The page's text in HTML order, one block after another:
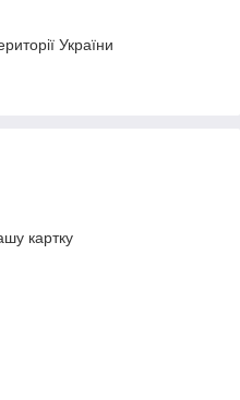
України
картку